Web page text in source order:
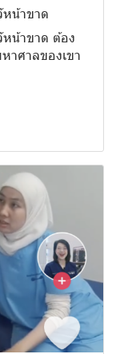
หน้าขาด
หน้าขาด ต้อง
าศาลของเขา